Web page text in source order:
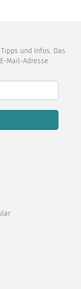
und Infos. Das
Mail-Adresse